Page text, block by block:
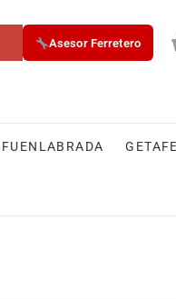
Asesor Ferretero
FUENLABRADA GETAFE